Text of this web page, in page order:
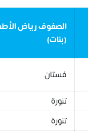
الصفوف رياض
(بنات)
فستان
تنورة
تنورة